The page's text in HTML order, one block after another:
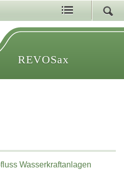
REVOSax
Wasserkraftanlagen